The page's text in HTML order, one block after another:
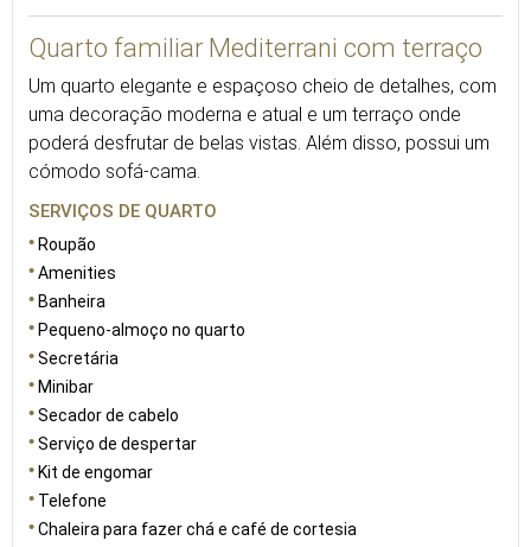
Quarto familiar Mediterrani com terraço
Um quarto elegante e espaçoso cheio de detalhes, com
uma decoração moderna e atual e um terraço onde
poderá desfrutar de belas vistas. Além disso, possui um
cómodo sofá-cama.
SERVIÇOS DE QUARTO
Roupão
Amenities
Banheira
Pequeno-almoço no quarto
Secretária
Minibar
Secador de cabelo
Serviço de despertar
Kit de engomar
Telefone
Chaleira para fazer chá e café de cortesia